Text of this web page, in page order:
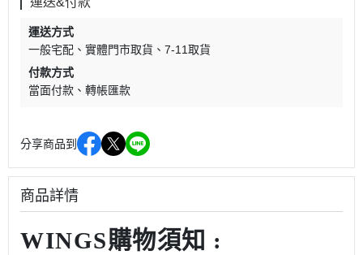
運送方式
一般宅配
實體門市取貨
7-11取貨
付款方式
當面付款
轉帳匯款
分享商品到
商品詳情
WINGS購物須知 :